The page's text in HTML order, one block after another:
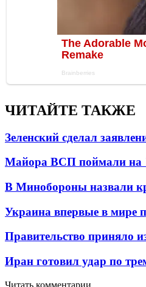
ЧИТАЙТЕ ТАКЖЕ
Зеленский сделал
Майора ВСП поймали
В Минобороны назвали
Украина впервые в мире
Правительство приняло
Иран готовил удар по
Читать комментарии